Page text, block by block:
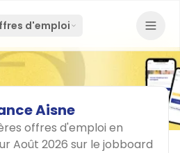
d'emploi
Aisne
offres d'emploi en
Août 2026 sur le jobboard